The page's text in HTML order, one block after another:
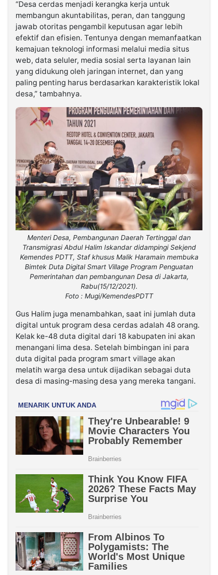
“Desa cerdas menjadi kerangka kerja untuk
membangun akuntabilitas, peran, dan tanggung
jawab otoritas pengambil keputusan agar lebih
efektif dan efisien. Tentunya dengan memanfaatkan
kemajuan teknologi informasi melalui media situs
web, data seluler, media sosial serta layanan lain
yang didukung oleh jaringan internet, dan yang
paling penting harus berdasarkan karakteristik lokal
desa,” tambahnya.
Menteri Desa, Pembangunan Daerah Tertinggal dan
Transmigrasi Abdul Halim Iskandar didampingi Sekjend
Kemendes PDTT, Staf khusus Malik Haramain membuka
Bimtek Duta Digital Smart Village Program Penguatan
Pemerintahan dan pembangunan Desa di Jakarta,
Rabu(15/12/2021).
Foto : Mugi/KemendesPDTT
Gus Halim juga menambahkan, saat ini jumlah duta
digital untuk program desa cerdas adalah 48 orang.
Kelak ke-48 duta digital dari 18 kabupaten ini akan
menangani lima desa. Setelah bimbingan ini para
duta digital pada program smart village akan
melatih warga desa untuk dijadikan sebagai duta
desa di masing-masing desa yang mereka tangani.